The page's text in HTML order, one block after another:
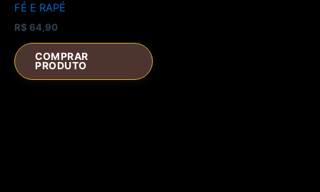
FÉ E RAPÉ
R$ 64,90
COMPRAR
PRODUTO